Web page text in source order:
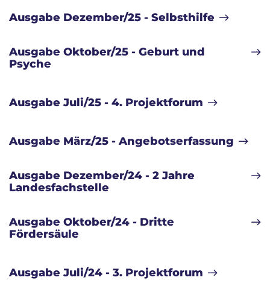
Ausgabe Dezember/25 - Selbsthilfe
Ausgabe Oktober/25 - Geburt und
Psyche
Ausgabe Juli/25 - 4. Projektforum
Ausgabe März/25 - Angebotserfassung
Ausgabe Dezember/24 - 2 Jahre
Landesfachstelle
Ausgabe Oktober/24 - Dritte
Fördersäule
Ausgabe Juli/24 - 3. Projektforum